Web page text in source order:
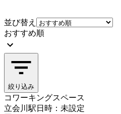
並び替え
おすすめ順
絞り込み
コワーキングスペース
立会川駅日時：未設定